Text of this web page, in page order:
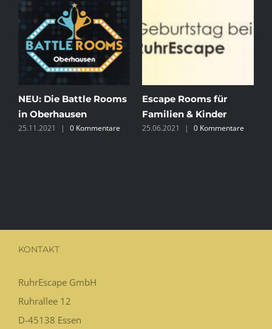
NEU: Die Battle Rooms
in Oberhausen
25.11.2021 | 0 Kommentare
Escape Rooms für
Familien & Kinder
25.06.2021 | 0 Kommentare
KONTAKT
RuhrEscape GmbH
Ruhrallee 12
D-45138 Essen